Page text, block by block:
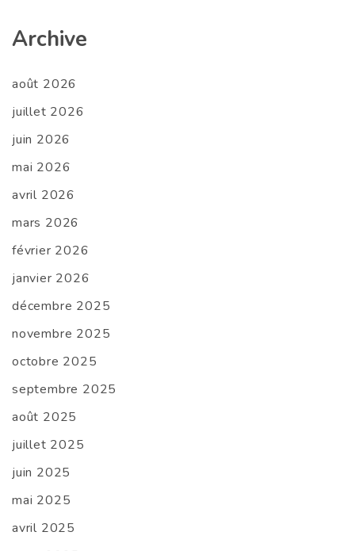
Archive
août 2026
juillet 2026
juin 2026
mai 2026
avril 2026
mars 2026
février 2026
janvier 2026
décembre 2025
novembre 2025
octobre 2025
septembre 2025
août 2025
juillet 2025
juin 2025
mai 2025
avril 2025